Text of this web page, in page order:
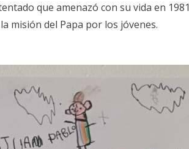
que amenazó con su vida en
misión del Papa por los jóvenes.